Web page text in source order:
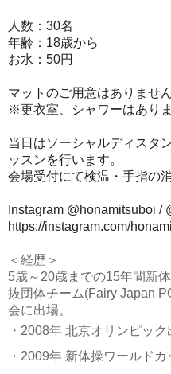
人数：30名
年齢：18歳から
お水：50円
マットのご用意はありませ
※更衣室、シャワーはありま
当日はソーシャルディスタ
ッスンを行います。
会場受付にて検温・手指の
Instagram @honamitsuboi /
https://instagram.com/
＜経歴＞
5歳～20歳までの15年間新
抜団体チーム(Fairy Japan
会に出場。
・2008年 北京オリンピック
・2009年 新体操ワールド